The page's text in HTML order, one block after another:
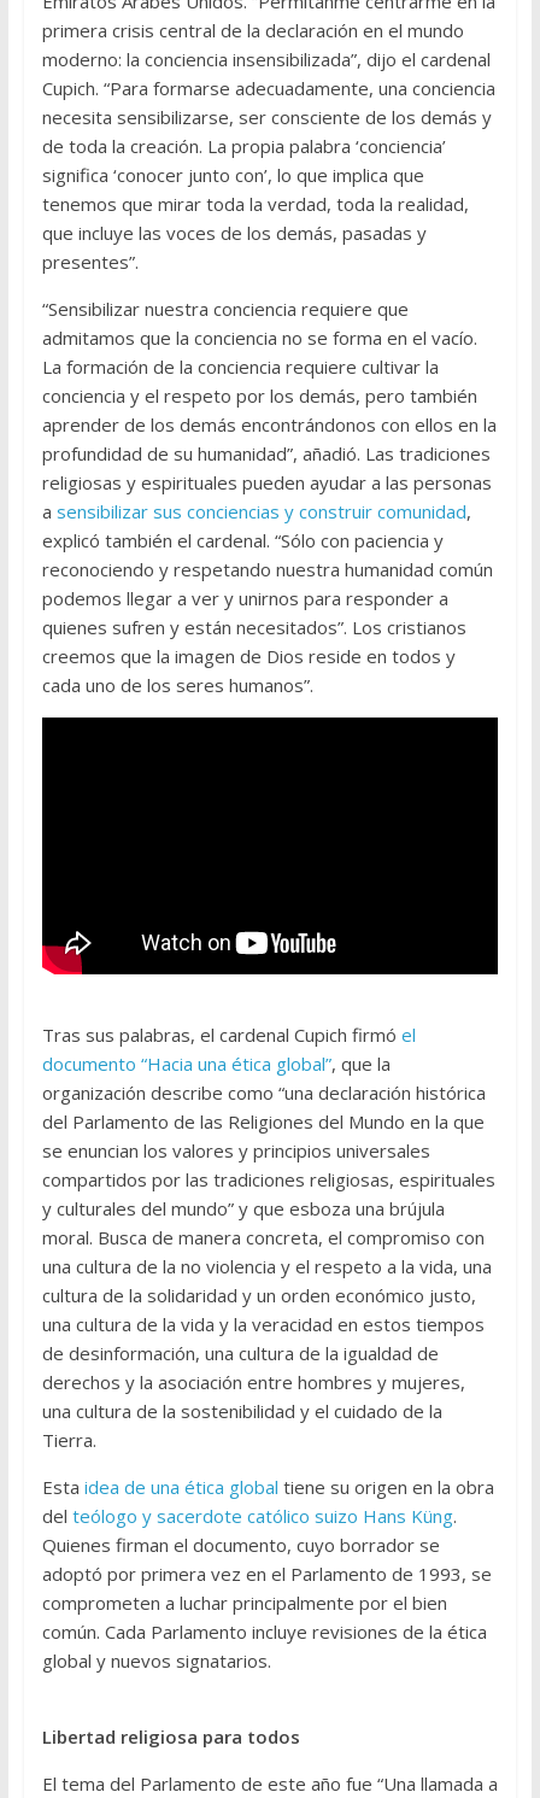
primera crisis central de la declaración en el mundo
moderno: la conciencia insensibilizada”, dijo el cardenal
Cupich. “Para formarse adecuadamente, una conciencia
necesita sensibilizarse, ser consciente de los demás y
de toda la creación. La propia palabra ‘conciencia’
significa ‘conocer junto con’, lo que implica que
tenemos que mirar toda la verdad, toda la realidad,
que incluye las voces de los demás, pasadas y
presentes”.
“Sensibilizar nuestra conciencia requiere que
admitamos que la conciencia no se forma en el vacío.
La formación de la conciencia requiere cultivar la
conciencia y el respeto por los demás, pero también
aprender de los demás encontrándonos con ellos en la
profundidad de su humanidad”, añadió. Las tradiciones
religiosas y espirituales pueden ayudar a las personas
a sensibilizar sus conciencias y construir comunidad,
explicó también el cardenal. “Sólo con paciencia y
reconociendo y respetando nuestra humanidad común
podemos llegar a ver y unirnos para responder a
quienes sufren y están necesitados”. Los cristianos
creemos que la imagen de Dios reside en todos y
cada uno de los seres humanos”.
Tras sus palabras, el cardenal Cupich firmó el
documento “Hacia una ética global”, que la
organización describe como “una declaración histórica
del Parlamento de las Religiones del Mundo en la que
se enuncian los valores y principios universales
compartidos por las tradiciones religiosas, espirituales
y culturales del mundo” y que esboza una brújula
moral. Busca de manera concreta, el compromiso con
una cultura de la no violencia y el respeto a la vida, una
cultura de la solidaridad y un orden económico justo,
una cultura de la vida y la veracidad en estos tiempos
de desinformación, una cultura de la igualdad de
derechos y la asociación entre hombres y mujeres,
una cultura de la sostenibilidad y el cuidado de la
Tierra.
Esta idea de una ética global tiene su origen en la obra
del teólogo y sacerdote católico suizo Hans Küng.
Quienes firman el documento, cuyo borrador se
adoptó por primera vez en el Parlamento de 1993, se
comprometen a luchar principalmente por el bien
común. Cada Parlamento incluye revisiones de la ética
global y nuevos signatarios.
Libertad religiosa para todos
El tema del Parlamento de este año fue “Una llamada a